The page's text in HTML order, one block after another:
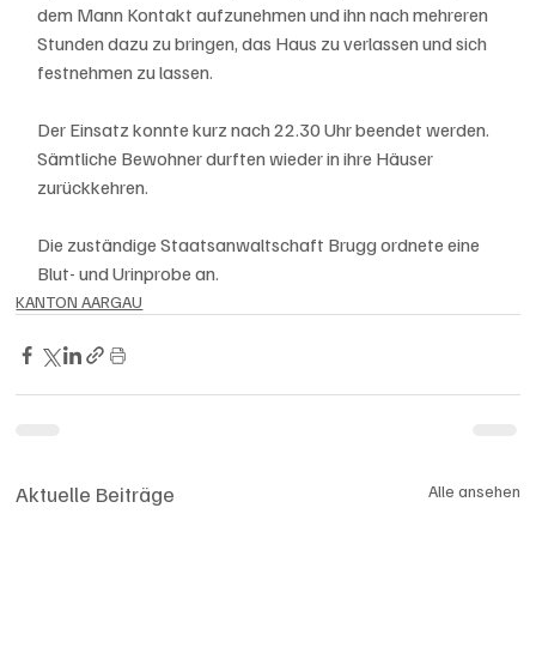
dem Mann Kontakt aufzunehmen und ihn nach mehreren
Stunden dazu zu bringen, das Haus zu verlassen und sich
festnehmen zu lassen.
Der Einsatz konnte kurz nach 22.30 Uhr beendet werden.
Sämtliche Bewohner durften wieder in ihre Häuser
zurückkehren.
Die zuständige Staatsanwaltschaft Brugg ordnete eine
Blut- und Urinprobe an.
KANTON AARGAU
Aktuelle Beiträge Alle ansehen